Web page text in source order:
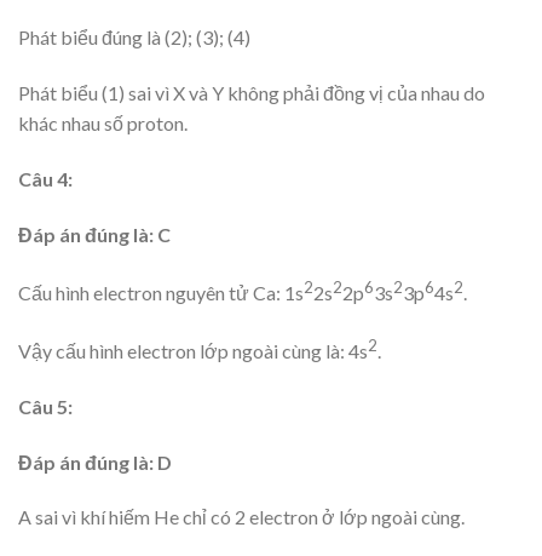
Phát biểu đúng là (2); (3); (4)
Phát biểu (1) sai vì X và Y không phải đồng vị của nhau do
khác nhau số proton.
Câu 4:
Đáp án đúng là: C
Cấu hình electron nguyên tử Ca: 1s22s22p63s23p64s2.
Vậy cấu hình electron lớp ngoài cùng là: 4s2.
Câu 5:
Đáp án đúng là: D
A sai vì khí hiếm He chỉ có 2 electron ở lớp ngoài cùng.